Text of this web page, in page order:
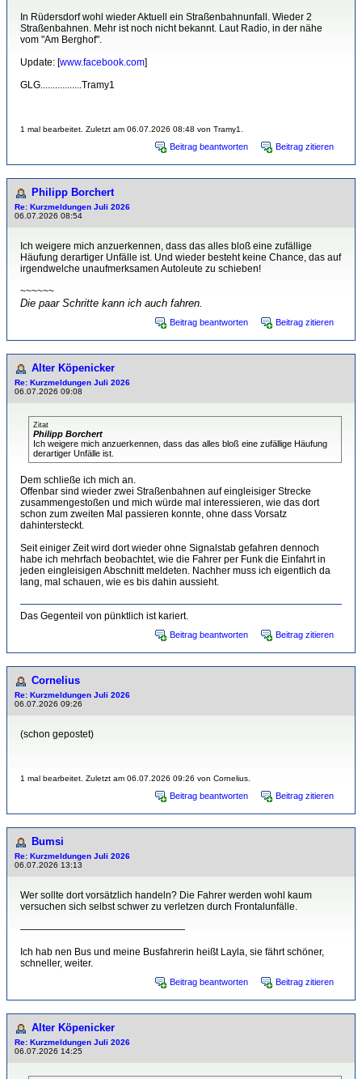
In Rüdersdorf wohl wieder Aktuell ein Straßenbahnunfall. Wieder 2
Straßenbahnen. Mehr ist noch nicht bekannt. Laut Radio, in der nähe
vom "Am Berghof".
Update: [www.facebook.com]
GLG.................Tramy1
1 mal bearbeitet. Zuletzt am 06.07.2026 08:48 von Tramy1.
Beitrag beantworten Beitrag zitieren
Philipp Borchert
Re: Kurzmeldungen Juli 2026
06.07.2026 08:54
Ich weigere mich anzuerkennen, dass das alles bloß eine zufällige
Häufung derartiger Unfälle ist. Und wieder besteht keine Chance, das auf
irgendwelche unaufmerksamen Autoleute zu schieben!
~~~~~~
Die paar Schritte kann ich auch fahren.
Beitrag beantworten Beitrag zitieren
Alter Köpenicker
Re: Kurzmeldungen Juli 2026
06.07.2026 09:08
Zitat
Philipp Borchert
Ich weigere mich anzuerkennen, dass das alles bloß eine zufällige Häufung
derartiger Unfälle ist.
Dem schließe ich mich an.
Offenbar sind wieder zwei Straßenbahnen auf eingleisiger Strecke
zusammengestoßen und mich würde mal interessieren, wie das dort
schon zum zweiten Mal passieren konnte, ohne dass Vorsatz
dahintersteckt.
Seit einiger Zeit wird dort wieder ohne Signalstab gefahren dennoch
habe ich mehrfach beobachtet, wie die Fahrer per Funk die Einfahrt in
jeden eingleisigen Abschnitt meldeten. Nachher muss ich eigentlich da
lang, mal schauen, wie es bis dahin aussieht.
Das Gegenteil von pünktlich ist kariert.
Beitrag beantworten Beitrag zitieren
Cornelius
Re: Kurzmeldungen Juli 2026
06.07.2026 09:26
(schon gepostet)
1 mal bearbeitet. Zuletzt am 06.07.2026 09:26 von Cornelius.
Beitrag beantworten Beitrag zitieren
Bumsi
Re: Kurzmeldungen Juli 2026
06.07.2026 13:13
Wer sollte dort vorsätzlich handeln? Die Fahrer werden wohl kaum
versuchen sich selbst schwer zu verletzen durch Frontalunfälle.
—————————————————
Ich hab nen Bus und meine Busfahrerin heißt Layla, sie fährt schöner,
schneller, weiter.
Beitrag beantworten Beitrag zitieren
Alter Köpenicker
Re: Kurzmeldungen Juli 2026
06.07.2026 14:25